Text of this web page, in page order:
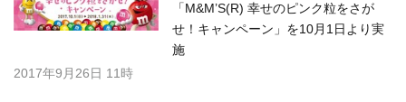
「M&M’S(R) 幸せのピンク粒をさが
せ！キャンペーン」を10月1日より実
施
2017年9月26日 11時